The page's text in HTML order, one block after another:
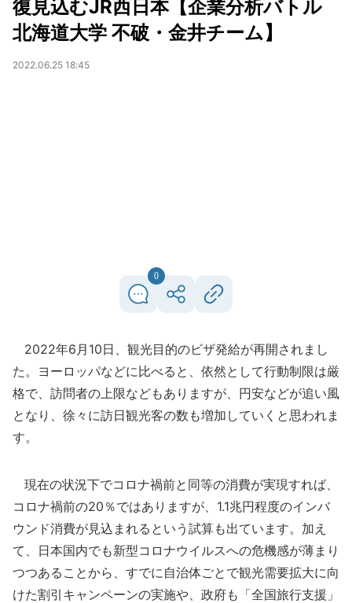
復見込むJR西日本【企業分析バトル
北海道大学 不破・金井チーム】
2022.06.25 18:45
0
2022年6月10日、観光目的のビザ発給が再開されまし
た。ヨーロッパなどに比べると、依然として行動制限は厳
格で、訪問者の上限などもありますが、円安などが追い風
となり、徐々に訪日観光客の数も増加していくと思われま
す。
現在の状況下でコロナ禍前と同等の消費が実現すれば、
コロナ禍前の20％ではありますが、1.1兆円程度のインバ
ウンド消費が見込まれるという試算も出ています。加え
て、日本国内でも新型コロナウイルスへの危機感が薄まり
つつあることから、すでに自治体ごとで観光需要拡大に向
けた割引キャンペーンの実施や、政府も「全国旅行支援」